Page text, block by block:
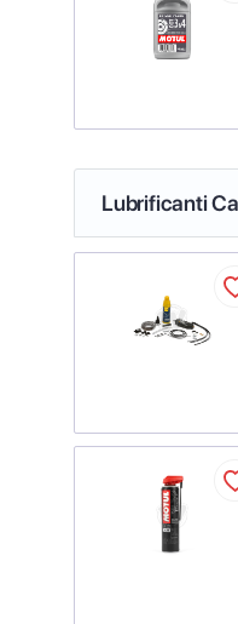
Lubrificanti